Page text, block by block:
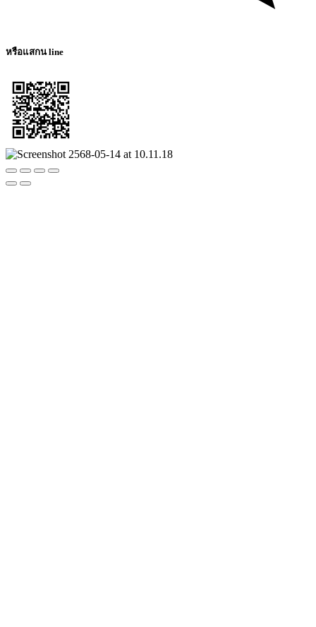
หรือแสกน line